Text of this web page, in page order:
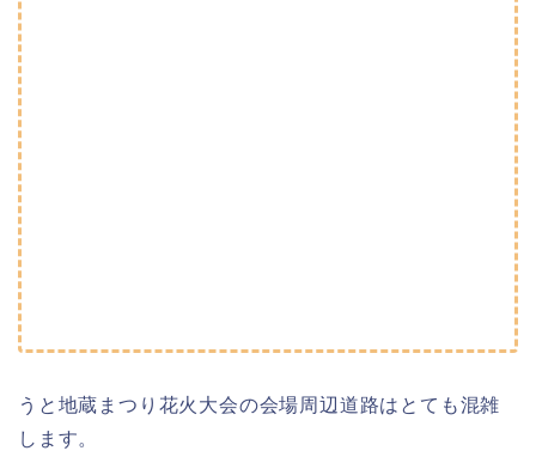
うと地蔵まつり花火大会の会場周辺道路はとても混雑
します。